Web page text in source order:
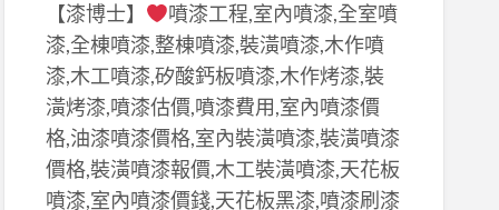
【漆博士】
噴漆工程,室內噴漆,全室噴
漆,全棟噴漆,整棟噴漆,裝潢噴漆,木作噴
漆,木工噴漆,矽酸鈣板噴漆,木作烤漆,裝
潢烤漆,噴漆估價,噴漆費用,室內噴漆價
格,油漆噴漆價格,室內裝潢噴漆,裝潢噴漆
價格,裝潢噴漆報價,木工裝潢噴漆,天花板
噴漆,室內噴漆價錢,天花板黑漆,噴漆刷漆